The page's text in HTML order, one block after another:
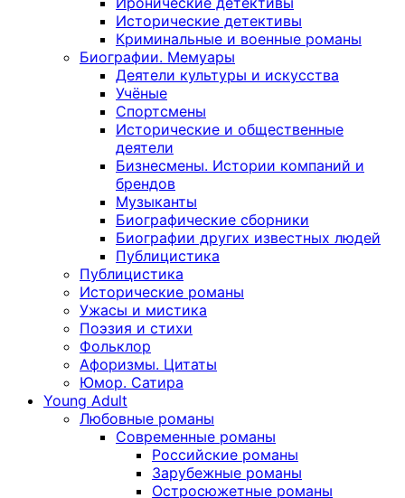
Исторические детективы
Криминальные и военные романы
Биографии. Мемуары
Деятели культуры и искусства
Учёные
Спортсмены
Исторические и общественные
деятели
Бизнесмены. Истории компаний и
брендов
Музыканты
Биографические сборники
Биографии других известных людей
Публицистика
Публицистика
Исторические романы
Ужасы и мистика
Поэзия и стихи
Фольклор
Афоризмы. Цитаты
Юмор. Сатира
Young Adult
Любовные романы
Современные романы
Российские романы
Зарубежные романы
Остросюжетные романы